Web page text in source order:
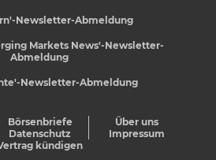
Newsletter-Abmeldung
Markets News'-Newsletter-
Abmeldung
Newsletter-Abmeldung
Börsenbriefe
Über uns
Datenschutz
Impressum
kündigen